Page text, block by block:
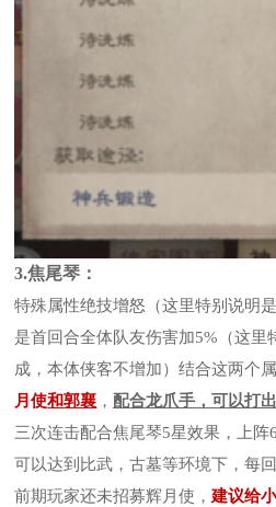
3.焦尾琴：
特殊属性绝技增怒（这里特别说明
是首回合全体队友伤害加5%（这里
成，本体侠客不增加）结合这两个
月使和郭襄 ， 配合龙爪手，可以打
三次连击配合焦尾琴5星效果，上阵
可以达到比武，古墓等环境下，每
前期玩家还未招募辉月使，建议给